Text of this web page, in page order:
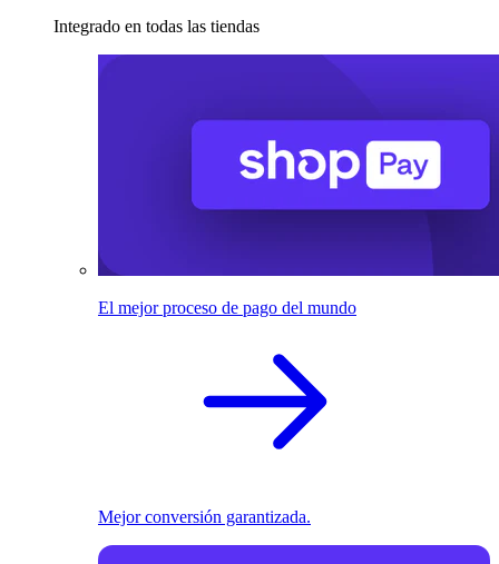
Integrado en todas las tiendas
El mejor proceso de pago del mundo
Mejor conversión garantizada.